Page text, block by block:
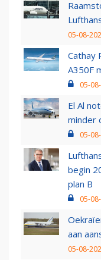
05-08-
Cathay
A350F
05-
El Al
minder
05-
begin
plan B
05-
aan
05-08-